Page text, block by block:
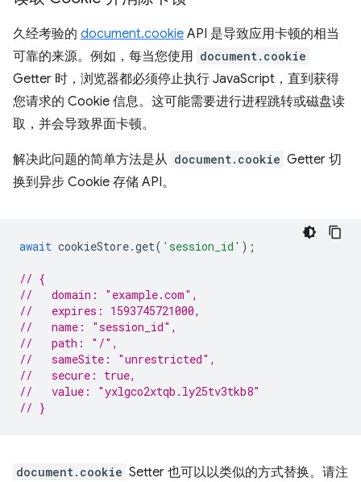
久经考验的 document.cookie API 是导致应用卡顿的相当
可靠的来源。例如，每当您使用 document.cookie
Getter 时，浏览器都必须停止执行 JavaScript，直到获得
您请求的 Cookie 信息。这可能需要进行进程跳转或磁盘读
取，并会导致界面卡顿。
解决此问题的简单方法是从 document.cookie Getter 切
换到异步 Cookie 存储 API。
await cookieStore.get( 'session_id' );
// {
//   domain: "example.com",
//   expires: 1593745721000,
//   name: "session_id",
//   path: "/",
//   sameSite: "unrestricted",
//   secure: true,
//   value: "yxlgco2xtqb.ly25tv3tkb8"
// }
document.cookie Setter 也可以以类似的方式替换。请注